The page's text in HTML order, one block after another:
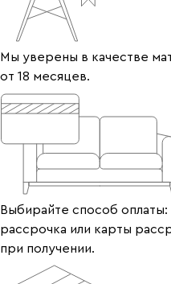
Мы уверены в качестве
от 18 месяцев.
Выбирайте способ
рассрочка или карты
при получении.